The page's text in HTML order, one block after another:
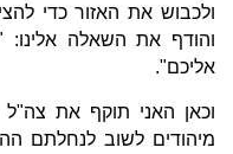
ולכבוש את האזור כדי
והודף את השאלה אלינו:
אליכם".
וכאן האני תוקף את צה"ל
מיהודים לשוב לנחלתם